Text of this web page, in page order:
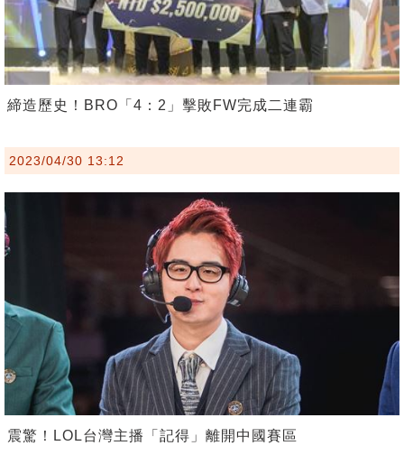
締造歷史！BRO「4：2」擊敗FW完成二連霸
2023/04/30 13:12
震驚！LOL台灣主播「記得」離開中國賽區